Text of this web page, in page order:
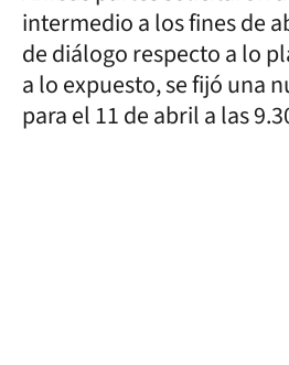
intermedio a los fines de
de diálogo respecto a lo
a lo expuesto, se fijó una
para el 11 de abril a las